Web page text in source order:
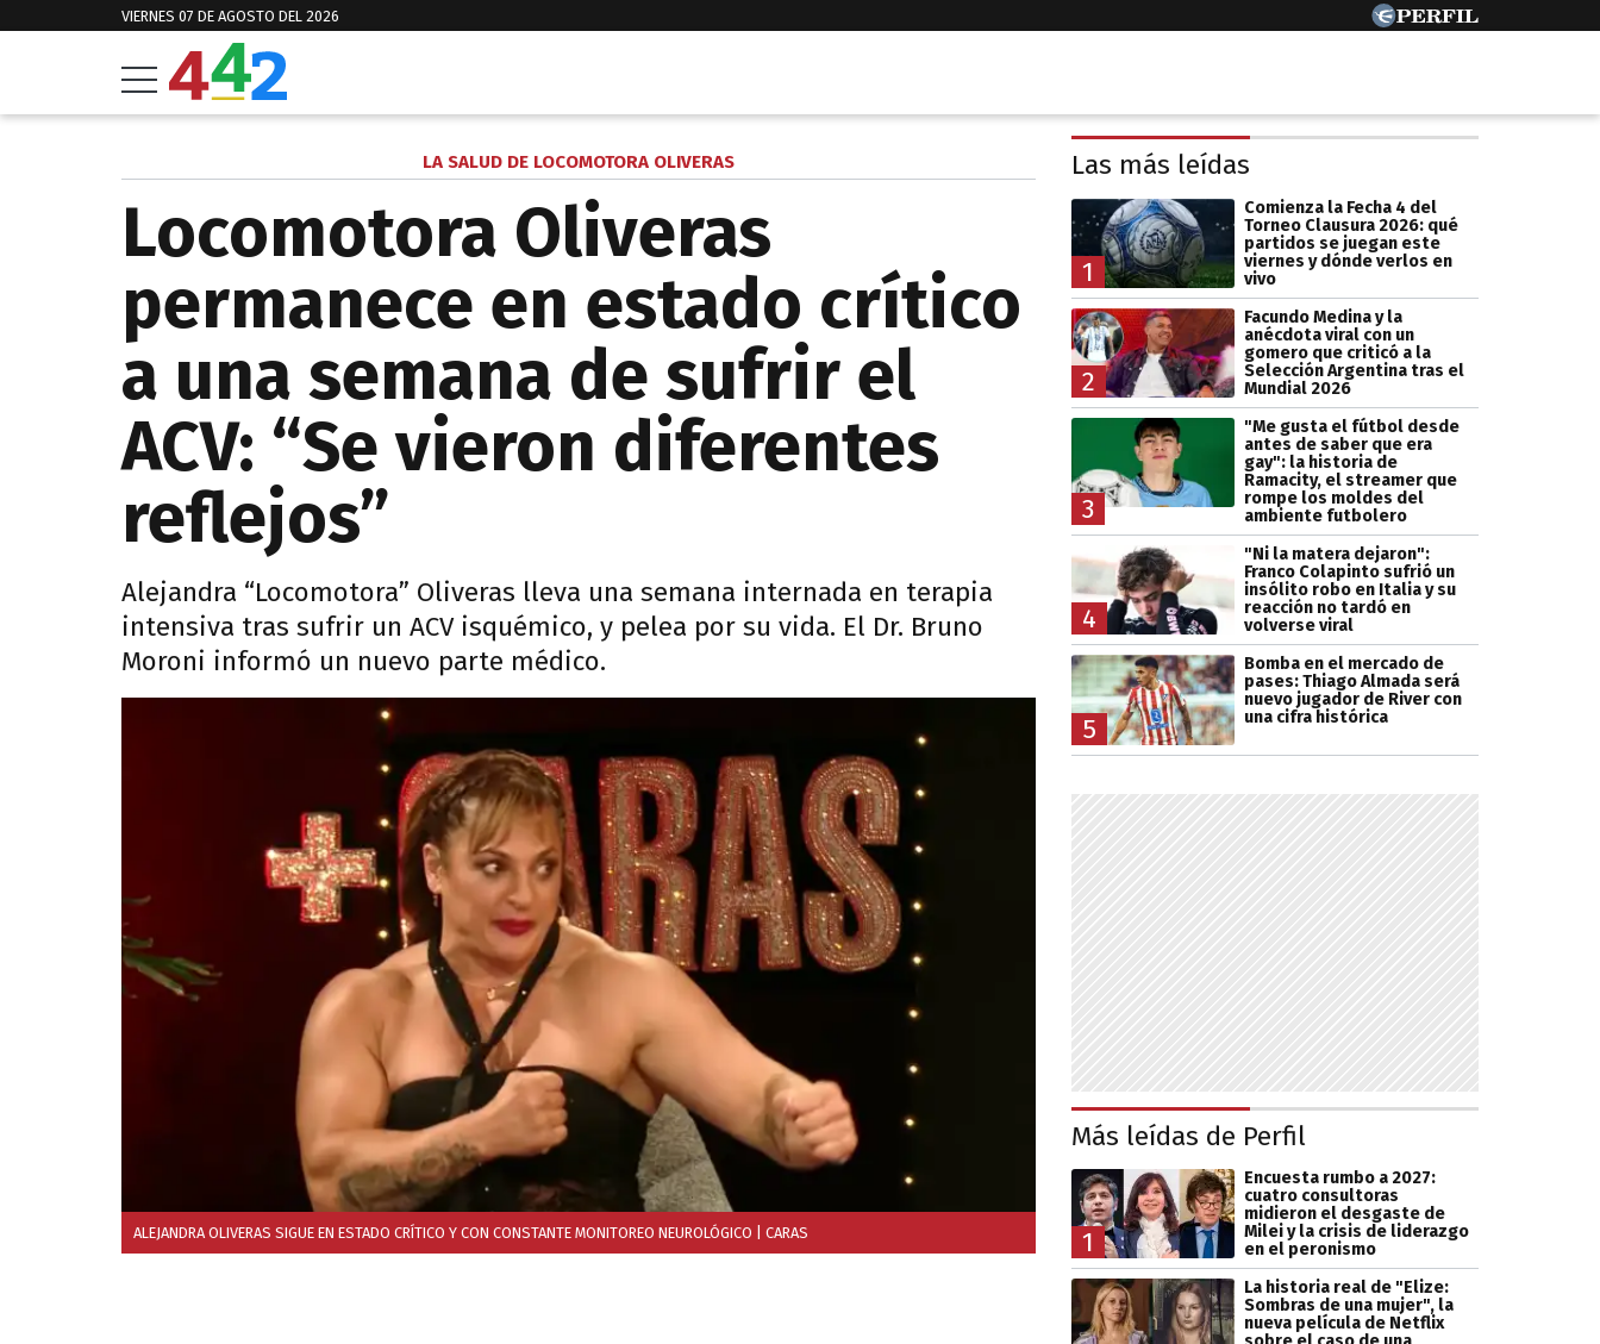
VIERNES 07 DE AGOSTO DEL 2026
LA SALUD DE LOCOMOTORA OLIVERAS
Locomotora Oliveras
permanece en estado crítico
a una semana de sufrir el
ACV: “Se vieron diferentes
reflejos”
Alejandra “Locomotora” Oliveras lleva una semana internada en terapia
intensiva tras sufrir un ACV isquémico, y pelea por su vida. El Dr. Bruno
Moroni informó un nuevo parte médico.
ALEJANDRA OLIVERAS SIGUE EN ESTADO CRÍTICO Y CON CONSTANTE MONITOREO NEUROLÓGICO | CARAS
Las más leídas
1
Comienza la Fecha 4 del
Torneo Clausura 2026: qué
partidos se juegan este
viernes y dónde verlos en
vivo
2
Facundo Medina y la
anécdota viral con un
gomero que criticó a la
Selección Argentina tras el
Mundial 2026
3
"Me gusta el fútbol desde
antes de saber que era
gay": la historia de
Ramacity, el streamer que
rompe los moldes del
ambiente futbolero
4
"Ni la matera dejaron":
Franco Colapinto sufrió un
insólito robo en Italia y su
reacción no tardó en
volverse viral
5
Bomba en el mercado de
pases: Thiago Almada será
nuevo jugador de River con
una cifra histórica
Más leídas de Perfil
1
Encuesta rumbo a 2027:
cuatro consultoras
midieron el desgaste de
Milei y la crisis de liderazgo
en el peronismo
La historia real de "Elize:
Sombras de una mujer", la
nueva película de Netflix